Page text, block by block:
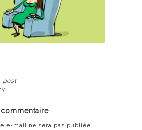
post
e-mail ne sera pas publiée.